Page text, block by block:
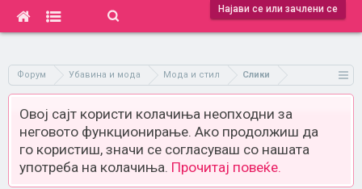
Најави се или зачлени се
Форум Убавина и мода Мода и стил Слики
Овој сајт користи колачиња неопходни за
неговото функционирање. Ако продолжиш да
го користиш, значи се согласуваш со нашата
употреба на колачиња. Прочитај повеќе.